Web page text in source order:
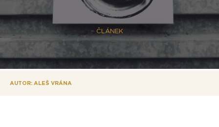
ČLÁNEK
AUTOR: ALEŠ VRÁNA